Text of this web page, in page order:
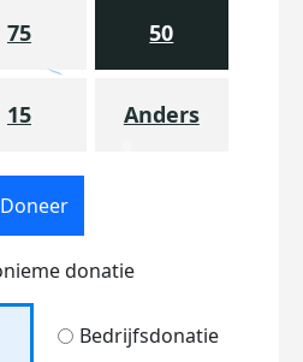
75 50
15 Anders
Doneer
donatie
Bedrijfsdonatie